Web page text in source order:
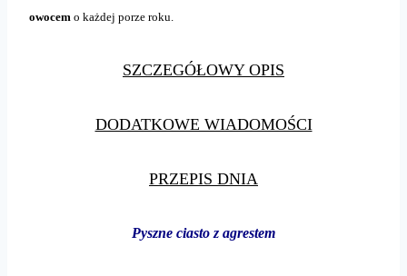
owocem o każdej porze roku.
SZCZEGÓŁOWY OPIS
DODATKOWE WIADOMOŚCI
PRZEPIS DNIA
Pyszne ciasto z agrestem